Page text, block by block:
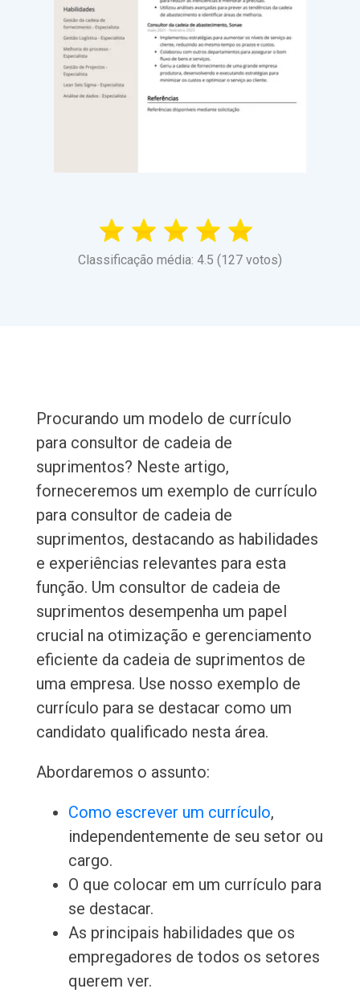
Classificação média: 4.5 (127 votos)
Procurando um modelo de currículo
para consultor de cadeia de
suprimentos? Neste artigo,
forneceremos um exemplo de currículo
para consultor de cadeia de
suprimentos, destacando as habilidades
e experiências relevantes para esta
função. Um consultor de cadeia de
suprimentos desempenha um papel
crucial na otimização e gerenciamento
eficiente da cadeia de suprimentos de
uma empresa. Use nosso exemplo de
currículo para se destacar como um
candidato qualificado nesta área.
Abordaremos o assunto:
Como escrever um currículo,
independentemente de seu setor ou
cargo.
O que colocar em um currículo para
se destacar.
As principais habilidades que os
empregadores de todos os setores
querem ver.